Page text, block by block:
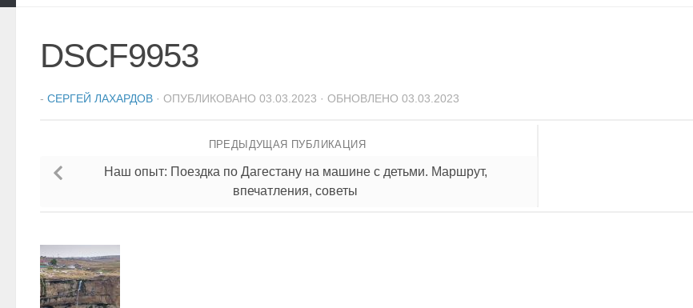
DSCF9953
- СЕРГЕЙ ЛАХАРДОВ · ОПУБЛИКОВАНО 03.03.2023 · ОБНОВЛЕНО 03.03.2023
ПРЕДЫДУЩАЯ ПУБЛИКАЦИЯ
Наш опыт: Поездка по Дагестану на машине с детьми. Маршрут,
впечатления, советы